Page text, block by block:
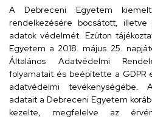
iskola@kossuth-
Cím
4024 Debrecen,
Szervezeti
A Debreceni Egyetem
rendelkezésére bocsátott,
adatok védelmét. Ezúton
Egyetem a 2018. május 25.
Általános Adatvédelmi
folyamatait és beépítette a GDPR
adatvédelmi tevékenységébe.
adatait a Debreceni Egyetem
kezelte, megfelelve az